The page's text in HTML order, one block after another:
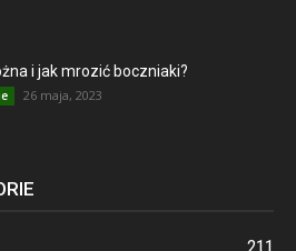
i jak mrozić boczniaki?
26 maja, 2023
211